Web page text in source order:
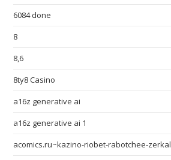
6084 done
8
8,6
8ty8 Casino
a16z generative ai
a16z generative ai 1
acomics.ru~kazino-riobet-rabotchee-